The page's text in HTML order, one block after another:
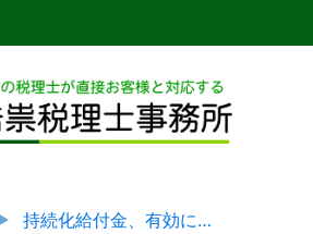
持続化給付金、有効に…